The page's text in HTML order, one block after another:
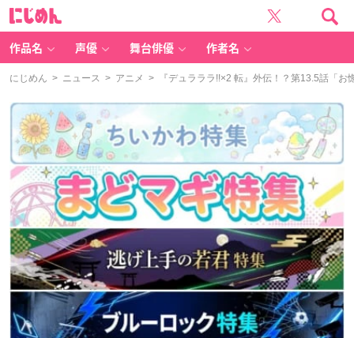
作品名 声優 舞台俳優 作者名
にじめん > ニュース > アニメ > 『デュラララ!!×2 転』外伝！？第13.5話「お